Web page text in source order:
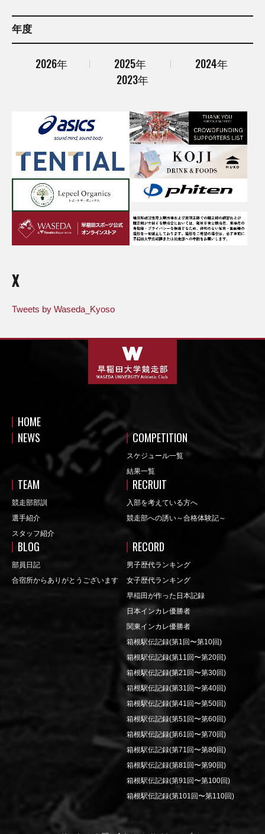
年度
2026年 2025年
2024年
2023年
X
Tweets by Waseda_Kyoso
HOME
NEWS
COMPETITION
スケジュール一覧
結果一覧
TEAM
競走部部訓
選手紹介
スタッフ紹介
RECRUIT
入部を考えている方へ
競走部への誘い～合格体験記～
BLOG
部員日記
合宿所からありがとうございます
RECORD
男子歴代ランキング
女子歴代ランキング
早稲田が作った日本記録
日本インカレ優勝者
関東インカレ優勝者
箱根駅伝記録(第1回〜第10回)
箱根駅伝記録(第11回〜第20回)
箱根駅伝記録(第21回〜第30回)
箱根駅伝記録(第31回〜第40回)
箱根駅伝記録(第41回〜第50回)
箱根駅伝記録(第51回〜第60回)
箱根駅伝記録(第61回〜第70回)
箱根駅伝記録(第71回〜第80回)
箱根駅伝記録(第81回〜第90回)
箱根駅伝記録(第91回〜第100回)
箱根駅伝記録(第101回〜第110回)